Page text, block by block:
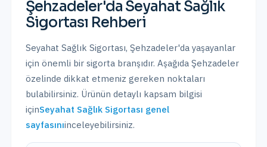
Şehzadeler'da Seyahat Sağlık
Sigortası Rehberi
Seyahat Sağlık Sigortası, Şehzadeler'da yaşayanlar
için önemli bir sigorta branşıdır. Aşağıda Şehzadeler
özelinde dikkat etmeniz gereken noktaları
bulabilirsiniz. Ürünün detaylı kapsam bilgisi
içinSeyahat Sağlık Sigortası genel
sayfasınıinceleyebilirsiniz.